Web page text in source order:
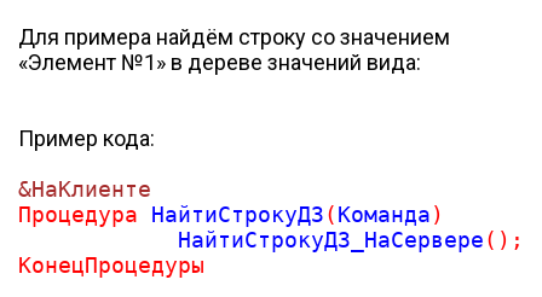
Для примера найдём строку со значением
«Элемент №1» в дереве значений вида:
Пример кода:
&НаКлиенте
Процедура НайтиСтрокуДЗ(Команда)
НайтиСтрокуДЗ_НаСервере( ) ;
КонецПроцедуры